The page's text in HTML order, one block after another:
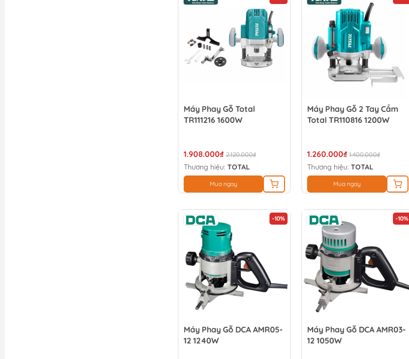
Máy Phay Gỗ Total
TR111216 1600W
1.908.000₫ 2.120.000₫
Thương hiệu: TOTAL
Mua ngay
Máy Phay Gỗ 2 Tay Cầm
Total TR110816 1200W
1.260.000₫ 1.400.000₫
Thương hiệu: TOTAL
Mua ngay
-10%
Máy Phay Gỗ DCA AMR05-
12 1240W
-10%
Máy Phay Gỗ DCA AMR03-
12 1050W